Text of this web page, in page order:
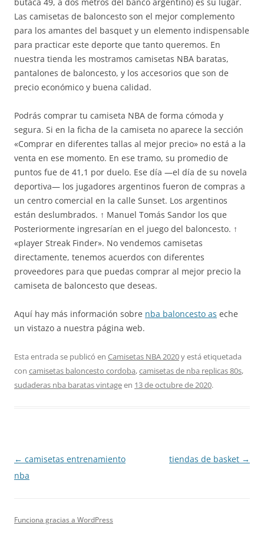
Las camisetas de baloncesto son el mejor complemento
para los amantes del basquet y un elemento indispensable
para practicar este deporte que tanto queremos. En
nuestra tienda les mostramos camisetas NBA baratas,
pantalones de baloncesto, y los accesorios que son de
precio económico y buena calidad.
Podrás comprar tu camiseta NBA de forma cómoda y
segura. Si en la ficha de la camiseta no aparece la sección
«Comprar en diferentes tallas al mejor precio» no está a la
venta en ese momento. En ese tramo, su promedio de
puntos fue de 41,1 por duelo. Ese día —el día de su novela
deportiva— los jugadores argentinos fueron de compras a
un centro comercial en la calle Sunset. Los argentinos
están deslumbrados. ↑ Manuel Tomás Sandor los que
Posteriormente ingresarían en el juego del baloncesto. ↑
«player Streak Finder». No vendemos camisetas
directamente, tenemos acuerdos con diferentes
proveedores para que puedas comprar al mejor precio la
camiseta de baloncesto que deseas.
Aquí hay más información sobre nba baloncesto as eche
un vistazo a nuestra página web.
Esta entrada se publicó en Camisetas NBA 2020y está etiquetada
con camisetas baloncesto cordoba,camisetas de nba replicas 80s,
sudaderas nba baratas vintageen 13 de octubre de 2020.
Navegación
de
← camisetas entrenamiento
nba
tiendas de basket →
Funciona gracias a WordPress